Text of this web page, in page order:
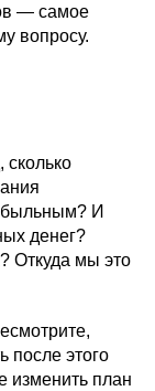
— самое
вопросу.
сколько
И
денег?
Откуда мы это
после этого
изменить план